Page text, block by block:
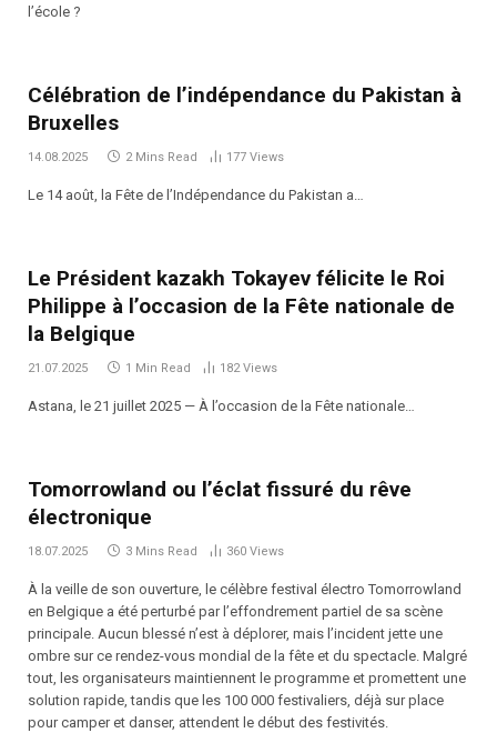
l’école ?
Célébration de l’indépendance du Pakistan à
Bruxelles
14.08.2025 2 Mins Read 177 Views
Le 14 août, la Fête de l’Indépendance du Pakistan a…
Le Président kazakh Tokayev félicite le Roi
Philippe à l’occasion de la Fête nationale de
la Belgique
21.07.2025 1 Min Read 182Views
Astana, le 21 juillet 2025 — À l’occasion de la Fête nationale…
Tomorrowland ou l’éclat fissuré du rêve
électronique
18.07.2025 3 Mins Read 360 Views
À la veille de son ouverture, le célèbre festival électro Tomorrowland
en Belgique a été perturbé par l’effondrement partiel de sa scène
principale. Aucun blessé n’est à déplorer, mais l’incident jette une
ombre sur ce rendez-vous mondial de la fête et du spectacle. Malgré
tout, les organisateurs maintiennent le programme et promettent une
solution rapide, tandis que les 100 000 festivaliers, déjà sur place
pour camper et danser, attendent le début des festivités.